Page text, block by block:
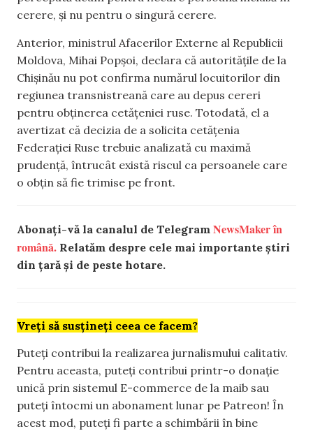
cerere, și nu pentru o singură cerere.
Anterior, ministrul Afacerilor Externe al Republicii
Moldova, Mihai Popșoi, declara că autoritățile de la
Chișinău nu pot confirma numărul locuitorilor din
regiunea transnistreană care au depus cereri
pentru obținerea cetățeniei ruse. Totodată, el a
avertizat că decizia de a solicita cetățenia
Federației Ruse trebuie analizată cu maximă
prudență, întrucât există riscul ca persoanele care
o obțin să fie trimise pe front.
Abonați-vă la canalul de Telegram NewsMaker în
română. Relatăm despre cele mai importante știri
din țară și de peste hotare.
Vreți să susțineți ceea ce facem?
Puteți contribui la realizarea jurnalismului calitativ.
Pentru aceasta, puteți contribui printr-o donație
unică prin sistemul E-commerce de la maib sau
puteți întocmi un abonament lunar pe Patreon! În
acest mod, puteți fi parte a schimbării în bine